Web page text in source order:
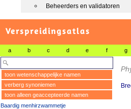
Beheerders en validatoren
Verspreidingsatlas
a b c d e f g
toon wetenschappelijke namen
verberg synoniemen
toon alleen geaccepteerde namen
Baardig menhirzwammetje